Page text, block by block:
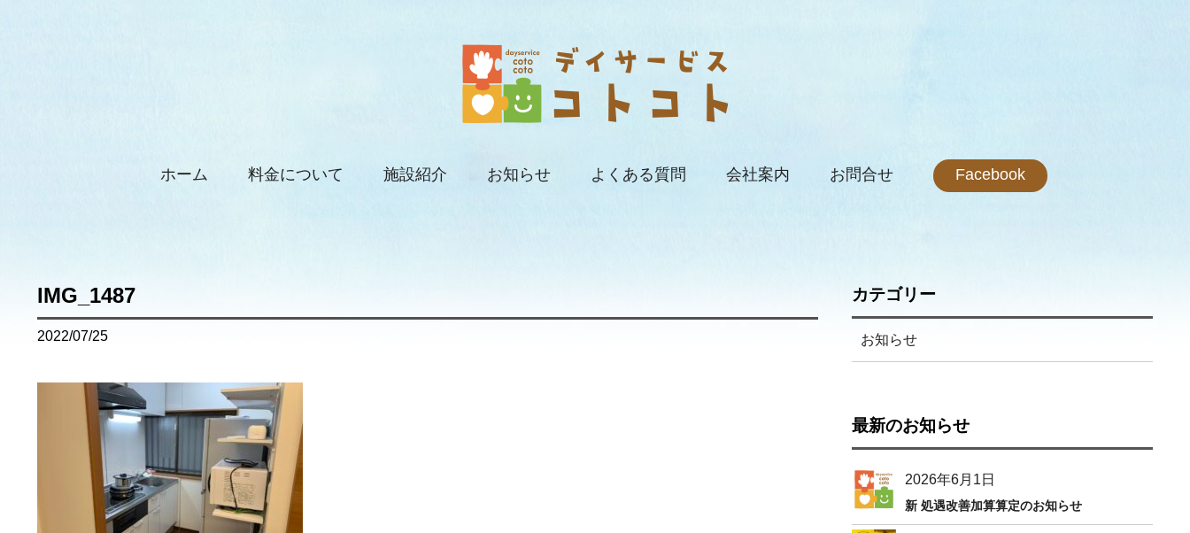
ホーム 料金について 施設紹介 お知らせ よくある質問 会社案内 お問合せ Facebook
IMG_1487
2022/07/25
カテゴリー
お知らせ
最新のお知らせ
2026年6月1日
新 処遇改善加算算定のお知らせ